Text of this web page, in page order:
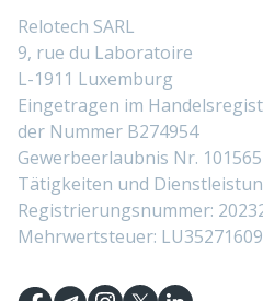
Relotech SARL
9, rue du Laboratoire
L-1911 Luxemburg
Eingetragen im
der Nummer B274954
Gewerbeerlaubnis Nr.
Tätigkeiten und
Registrierungsnummer:
Mehrwertsteuer: LU35271609